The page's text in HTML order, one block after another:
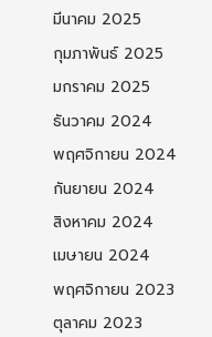
มีนาคม 2025
กุมภาพันธ์ 2025
มกราคม 2025
ธันวาคม 2024
พฤศจิกายน 2024
กันยายน 2024
สิงหาคม 2024
เมษายน 2024
พฤศจิกายน 2023
ตุลาคม 2023